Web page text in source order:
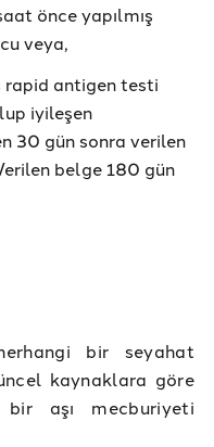
önce yapılmış
veya,
rapid antigen testi
iyileşen
30 gün sonra verilen
belge 180 gün
bir seyahat
kaynaklara göre
aşı mecburiyeti